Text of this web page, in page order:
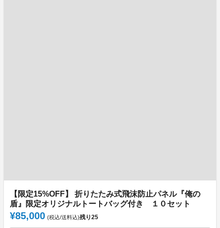
【限定15%OFF】 折りたたみ式飛沫防止パネル『俺の
盾』限定オリジナルトートバッグ付き １０セット
¥85,000 (税込/送料込)残り25